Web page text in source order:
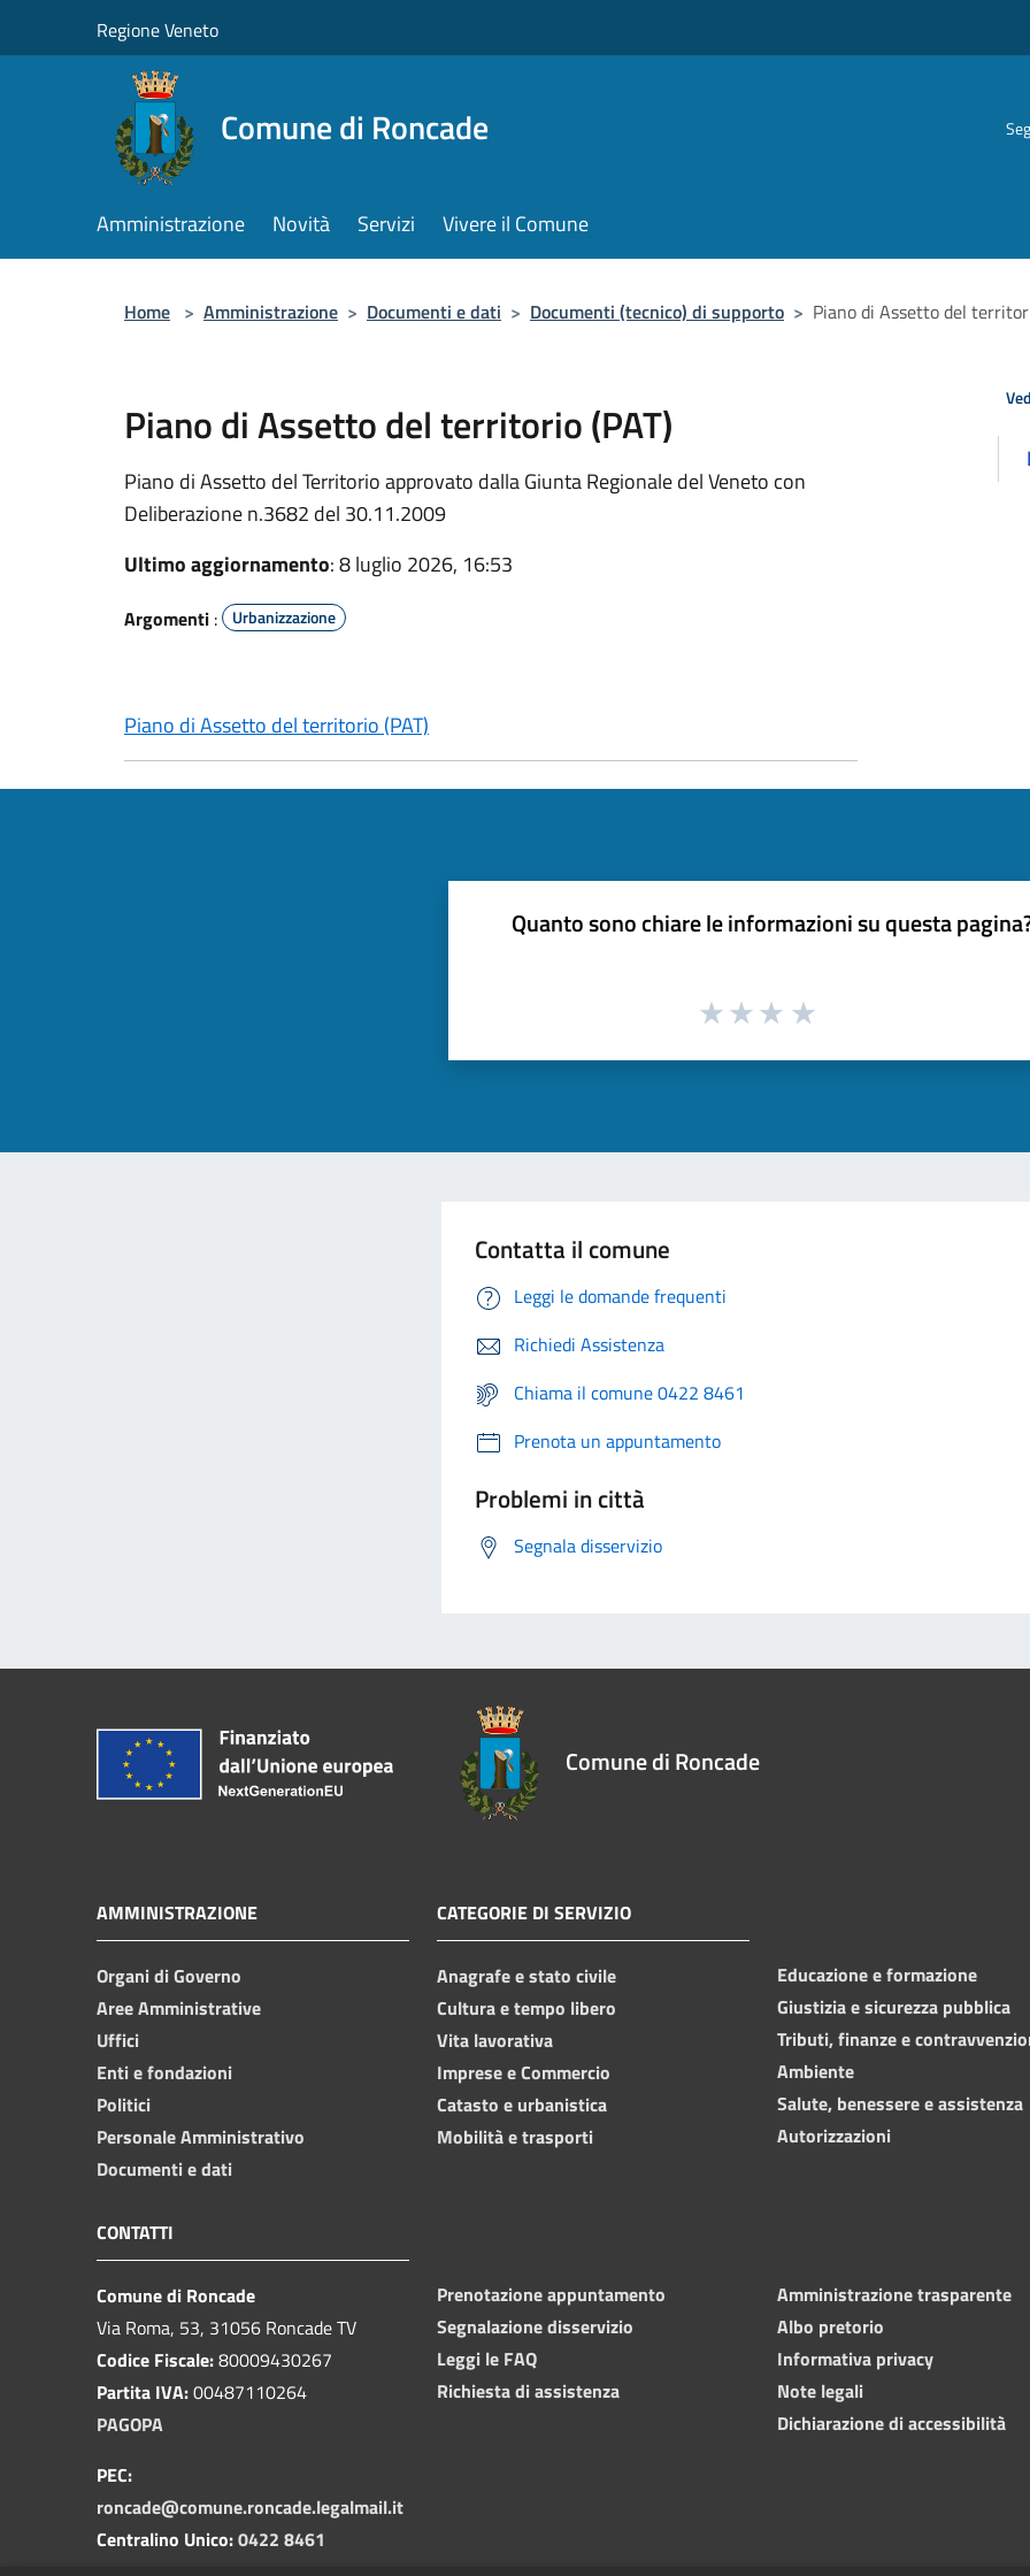
Regione Veneto
Comune di Roncade
Amministrazione Novità Servizi Vivere il Comune
Home > Amministrazione > Documenti e dati > Documenti (tecnico) di supporto > Piano di Assetto del
Piano di Assetto del territorio (PAT)
Piano di Assetto del Territorio approvato dalla Giunta Regionale del Veneto con
Deliberazione n.3682 del 30.11.2009
Ultimo aggiornamento: 8 luglio 2026, 16:53
Argomenti : Urbanizzazione
Piano di Assetto del territorio (PAT)
Quanto sono chiare le informazioni su questa
Contatta il comune
Leggi le domande frequenti
Richiedi Assistenza
Chiama il comune 0422 8461
Prenota un appuntamento
Problemi in città
Segnala disservizio
Comune di Roncade
AMMINISTRAZIONE
Organi di Governo
Aree Amministrative
Uffici
Enti e fondazioni
Politici
Personale Amministrativo
Documenti e dati
CATEGORIE DI SERVIZIO
Anagrafe e stato civile
Cultura e tempo libero
Vita lavorativa
Imprese e Commercio
Catasto e urbanistica
Mobilità e trasporti
Educazione e formazione
Giustizia e sicurezza pubblica
Tributi, finanze e
Ambiente
Salute, benessere e assistenza
Autorizzazioni
CONTATTI
Comune di Roncade
Via Roma, 53, 31056 Roncade TV
Codice Fiscale:80009430267
Partita IVA:00487110264
PAGOPA
PEC:
roncade@comune.roncade.legalmail.it
Centralino Unico:0422 8461
Prenotazione appuntamento
Segnalazione disservizio
Leggi le FAQ
Richiesta di assistenza
Amministrazione trasparente
Albo pretorio
Informativa privacy
Note legali
Dichiarazione di accessibilità